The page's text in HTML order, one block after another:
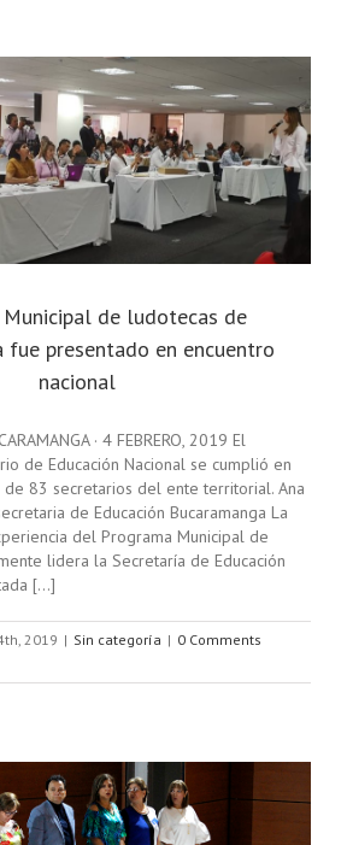
Municipal de ludotecas de
fue presentado en encuentro
nacional
· 4 FEBRERO, 2019 El
de Educación Nacional se cumplió en
83 secretarios del ente territorial. Ana
de Educación Bucaramanga La
del Programa Municipal de
lidera la Secretaría de Educación
[...]
2019 | Sin categoría | 0 Comments